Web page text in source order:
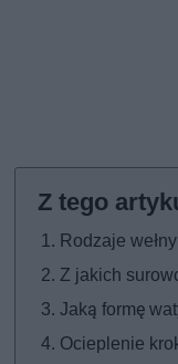
Rodzaje
Z jakich
Jaką formę
Ocieplenie